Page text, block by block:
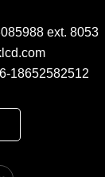
ext. 8053
18652582512
Deutsch
español